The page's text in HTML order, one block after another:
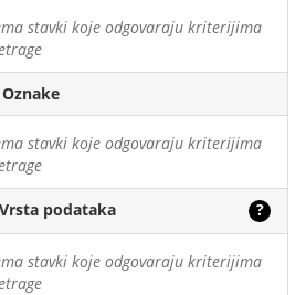
stavki koje odgovaraju kriterijima
Oznake
stavki koje odgovaraju kriterijima
Vrsta podataka ?
stavki koje odgovaraju kriterijima